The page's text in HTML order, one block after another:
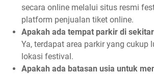
secara online melalui situs resmi
platform penjualan tiket online.
Apakah ada tempat parkir di
Ya, terdapat area parkir yang cukup
lokasi festival.
Apakah ada batasan usia untuk